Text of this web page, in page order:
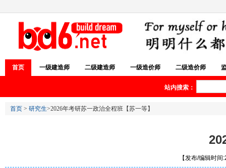
首页 一级建造师 二级建造师 一级造价师 二级造价师
站内搜索：
首页 > 研究生>2026年考研苏一政治全程班【苏一等】
【发布/编辑时